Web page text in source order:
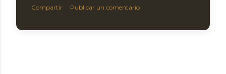
Compartir Publicar un comentario